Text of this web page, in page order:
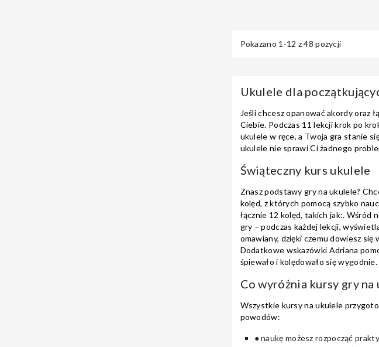
Pokazano 1-12 z 48 pozycji
Ukulele dla
Jeśli chcesz opanować akordy oraz
Ciebie. Podczas 11 lekcji krok po
ukulele w ręce, a Twoja gra stanie
ukulele nie sprawi Ci żadnego
Świąteczny kurs ukulele
Znaszpodstawy gry na ukulele?
kolęd, z których pomocą szybko
łącznie 12 kolęd, takich jak:. Wśród
gry – podczas każdej lekcji,
omawiany, dzięki czemu dowiesz
Dodatkowe wskazówki Adriana
śpiewało i kolędowało się wygodnie.
Co wyróżnia kursy gry
Wszystkie kursy na ukulele
powodów:
● naukę możesz rozpocząć